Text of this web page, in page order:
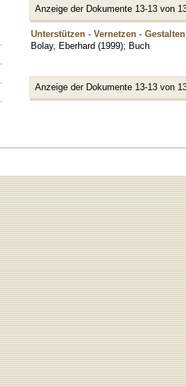
Anzeige der Dokumente 13-13 von
Unterstützen - Vernetzen -
Bolay, Eberhard (1999); Buch
Anzeige der Dokumente 13-13 von